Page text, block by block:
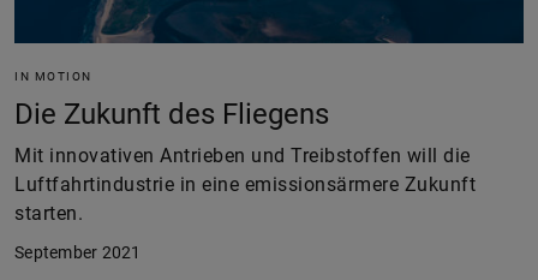
IN MOTION
Die Zukunft des Fliegens
Mit innovativen Antrieben und Treibstoffen will die
Luftfahrtindustrie in eine emissionsärmere Zukunft
starten.
September 2021